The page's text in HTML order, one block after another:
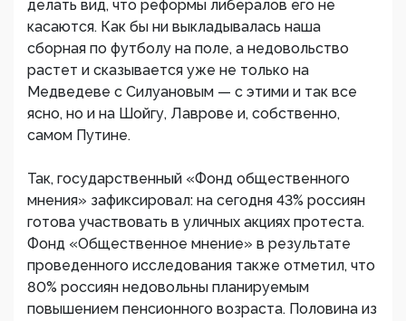
делать вид, что реформы либералов его не
касаются. Как бы ни выкладывалась наша
сборная по футболу на поле, а недовольство
растет и сказывается уже не только на
Медведеве с Силуановым — с этими и так все
ясно, но и на Шойгу, Лаврове и, собственно,
самом Путине.
Так, государственный «Фонд общественного
мнения» зафиксировал: на сегодня 43% россиян
готова участвовать в уличных акциях протеста.
Фонд «Общественное мнение» в результате
проведенного исследования также отметил, что
80% россиян недовольны планируемым
повышением пенсионного возраста. Половина из